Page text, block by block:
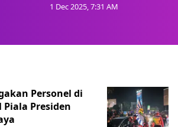
1 Dec 2025, 7:31 AM
Personel di
Presiden